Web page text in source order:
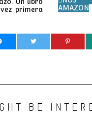
primera
AMAZON
BE